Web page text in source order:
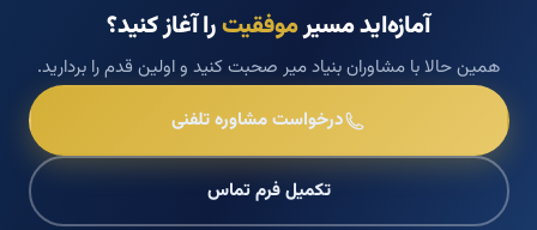
آمازه‌اید مسیرموفقیترا آغاز کنید؟
همین حالا با مشاوران بنیاد میر صحبت کنید و اولین قدم را بردارید.
درخواست مشاوره تلفنی
تکمیل فرم تماس